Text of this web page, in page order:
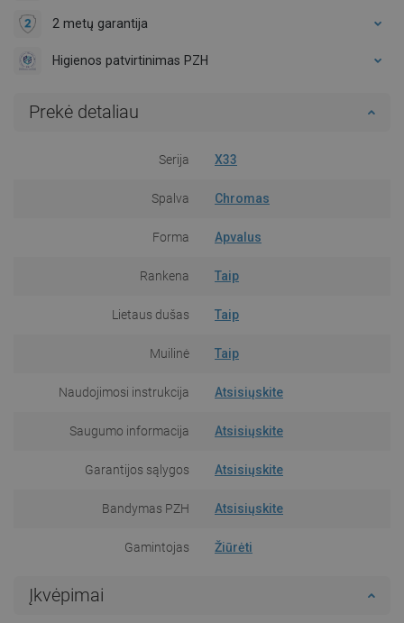
2 metų garantija
Higienos patvirtinimas PZH
Prekė detaliau
Serija X33
Spalva Chromas
Forma Apvalus
Rankena Taip
Lietaus dušas Taip
Muilinė Taip
Naudojimosi instrukcija Atsisiųskite
Saugumo informacija Atsisiųskite
Garantijos sąlygos Atsisiųskite
Bandymas PZH Atsisiųskite
Gamintojas Žiūrėti
Įkvėpimai